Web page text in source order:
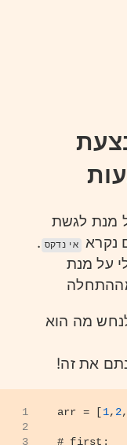
מנת לגשת
נקרא
אינדקס .
על מנת
מה הוא
את זה!
1
2
3
arr = [1, 2,
# first: